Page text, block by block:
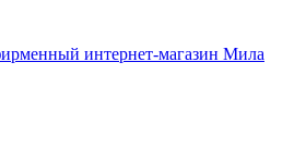
интернет-магазин Мила